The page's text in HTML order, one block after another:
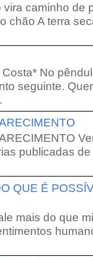
vira caminho de
chão A terra
No
seguinte.
publicadas
QUE É
mais do que